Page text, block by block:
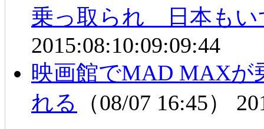
乗っ取られ 日本もい
2015:08:10:09:09:44
映画館でMAD MAX
れる
（08/07 16:45）